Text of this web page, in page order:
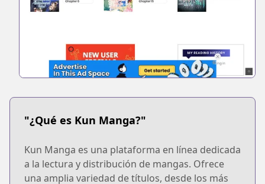
"¿Qué es Kun Manga?"
Kun Manga es una plataforma en línea dedicada
a la lectura y distribución de mangas. Ofrece
una amplia variedad de títulos, desde los más